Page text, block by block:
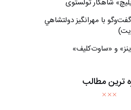
شاهکار تولستوی
با مهرانگيز دولتشاهي
و «ساوت‌کلیف»
ترین مطالب